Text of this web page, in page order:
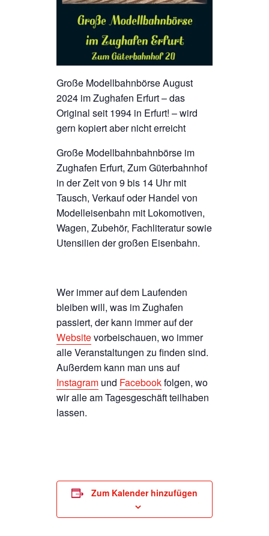
Große Modellbahnbörse August
2024 im Zughafen Erfurt – das
Original seit 1994 in Erfurt! – wird
gern kopiert aber nicht erreicht
Große Modellbahnbahnbörse im
Zughafen Erfurt, Zum Güterbahnhof
in der Zeit von 9 bis 14 Uhr mit
Tausch, Verkauf oder Handel von
Modelleisenbahn mit Lokomotiven,
Wagen, Zubehör, Fachliteratur sowie
Utensilien der großen Eisenbahn.
Wer immer auf dem Laufenden
bleiben will, was im Zughafen
passiert, der kann immer auf der
Websitevorbeischauen, wo immer
alle Veranstaltungen zu finden sind.
Außerdem kann man uns auf
Instagram und Facebookfolgen, wo
wir alle am Tagesgeschäft teilhaben
lassen.
Zum Kalender hinzufügen